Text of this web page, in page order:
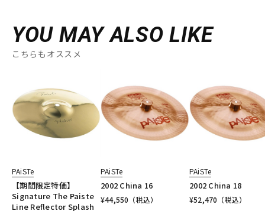
YOU MAY ALSO LIKE
こちらもオススメ
PAiSTe
【期間限定特価】
Signature The Paiste
Line Reflector Splash
PAiSTe
2002 China 16
¥44,550 （税込）
PAiSTe
2002 China 18
¥52,470 （税込）